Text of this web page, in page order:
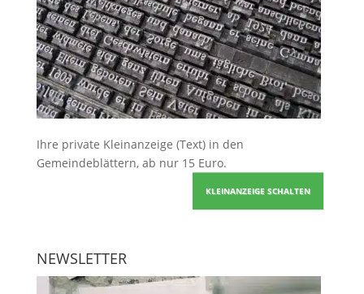
Ihre private Kleinanzeige (Text) in den
Gemeindeblättern, ab nur 15 Euro.
KLEINANZEIGE SCHALTEN
NEWSLETTER